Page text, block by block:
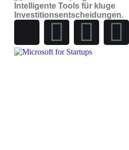
Intelligente Tools für kluge
Investitionsentscheidungen.